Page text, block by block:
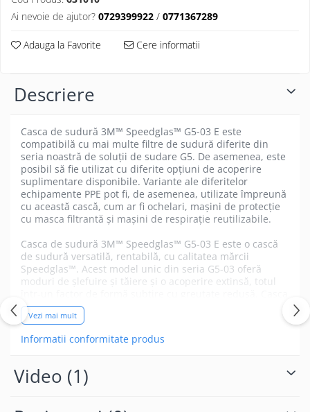
Ai nevoie de ajutor? 0729399922 / 0771367289
Adauga la Favorite Cere informatii
Descriere
Casca de sudură 3M™ Speedglas™ G5-03 E este
compatibilă cu mai multe filtre de sudură diferite din
seria noastră de soluții de sudare G5. De asemenea, este
posibil să fie utilizat cu diferite opțiuni de acoperire
suplimentare disponibile. Variante ale diferitelor
echipamente PPE pot fi, de asemenea, utilizate împreună
cu această cască, cum ar fi ochelari, mașini de protecție
cu masca filtrantă și mașini de respirație reutilizabile.
Casca de sudură 3M™ Speedglas™ G5-03 E este o cască
de sudură versatilă, rentabilă, cu calitatea mărcii
Speedglas™. Acest model unic din seria G5-03 oferă
moduri de șlefuire și tăiere și o acoperire extinsă, totul
de sudură G5-03 E este compatibilă cu filtrele de sudură
cu întunecare automată 3M™ Speedglas™, inclusiv
tehnologia culorilor variabile (cu G5-01/03VC) și un mod
opțională 3M™ Speedglas™ vă permite, de asemenea, să
vedeți mai mult din piesa dvs. de lucru. Pentru a facilita
Vezi mai mult
Informatii conformitate produs
Video (1)